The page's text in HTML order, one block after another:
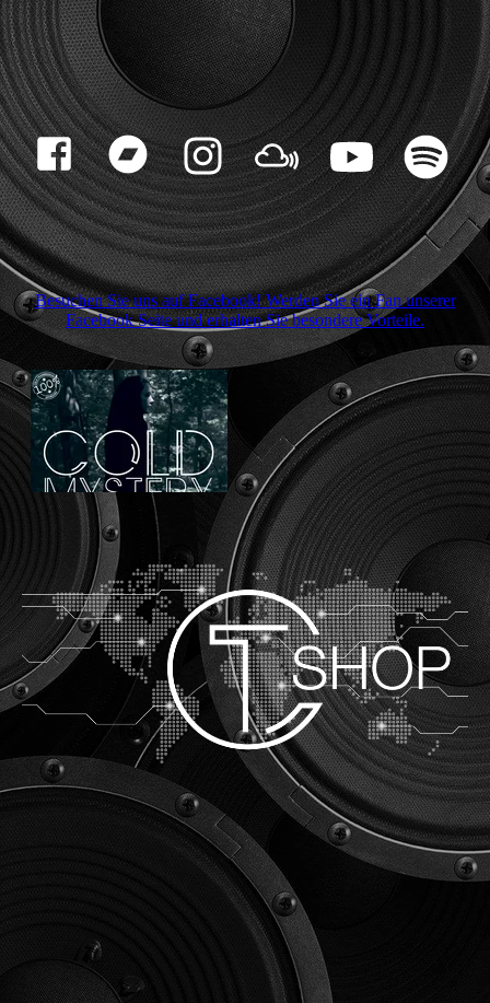
Besuchen Sie uns auf Facebook! Werden Sie ein Fan unserer
Facebook Seite und erhalten Sie besondere Vorteile.